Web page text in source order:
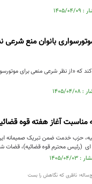
بانوان منع شرعی
که «از نظر شرعی منعی برای
آغاز هفته قوه
حزب خدمت ضمن تبریک صمیمانه
(رئیس محترم قوه قضائیه)، قضات
ناظری که نگاهش را بست